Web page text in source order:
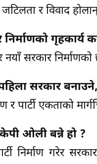
र विवाद
गृहकार्य
र नयाँ सरकार
सरकार बनाउने,
र पार्टी एकताको
केपी ओली बन्ने हो ?
निर्माण गरेर